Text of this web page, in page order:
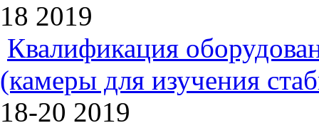
18 2019
Квалификация
(камеры для изучения
18-20 2019